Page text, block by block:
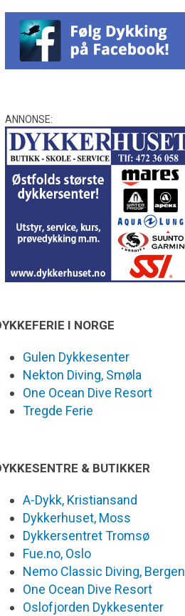
ANNONSE:
I NORGE
Gulen Dykkesenter
Nekton Diving, Smøla
One Ocean Dive Resort
Tregde Ferie
& BUTIKKER
A-Dykk, Kristiansand
Dykkerhuset, Moss
Dykkersentret Tromsø
Fue.no, Oslo
Nemo Classic Diving, Bergen
One Ocean Dive Resort
Oslofjorden Dykkesenter